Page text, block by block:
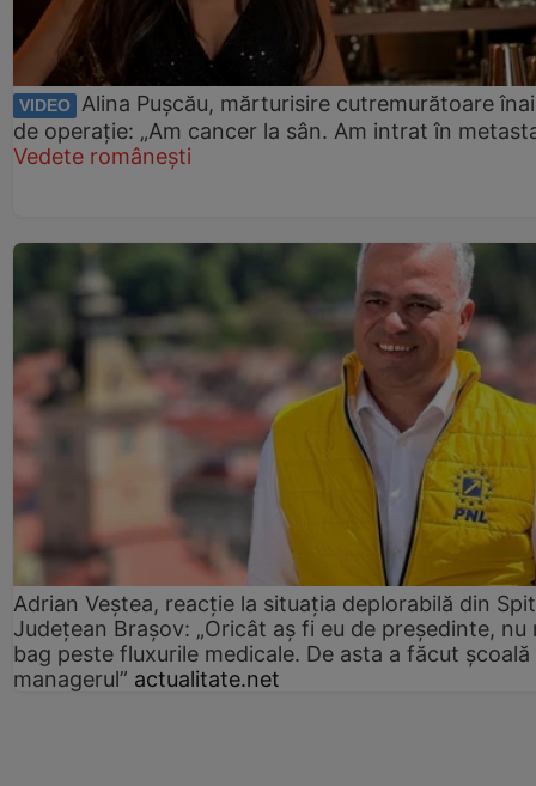
VIDEO
Alina Pușcău, mărturisire cutremurătoare
de operație: „Am cancer la sân. Am intrat în
Vedete românești
Adrian Veștea, reacție la situația deplorabilă din
Județean Brașov: „Oricât aș fi eu de președinte, nu
bag peste fluxurile medicale. De asta a făcut școală
managerul” actualitate.net